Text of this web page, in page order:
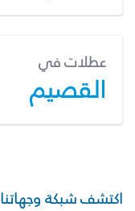
عطلات في
القصيم
اكتشف شبكة وجهاتنا